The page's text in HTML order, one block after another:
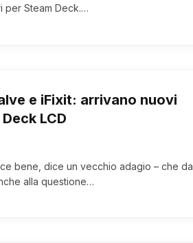
per Steam Deck.…
e iFixit: arrivano nuovi
LCD
bene, dice un vecchio adagio – che da
alla questione…